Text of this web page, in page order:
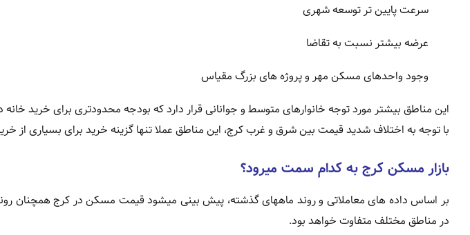
سرعت پایین تر توسعه شهری
عرضه بیشتر نسبت به تقاضا
وجود واحدهای مسکن مهر و پروژه های بزرگ مقیاس
این مناطق بیشتر مورد توجه خانوارهای متوسط و جوانانی قرار دارد که بودجه محدودتری برای خرید خانه
با توجه به اختلاف شدید قیمت بین شرق و غرب کرج، این مناطق عملا تنها گزینه خرید برای بسیاری از
بازار مسکن کرج به کدام سمت میرود؟
بر اساس داده های معاملاتی و روند ماههای گذشته، پیش بینی میشود قیمت مسکن در کرج همچنان
در مناطق مختلف متفاوت خواهد بود.